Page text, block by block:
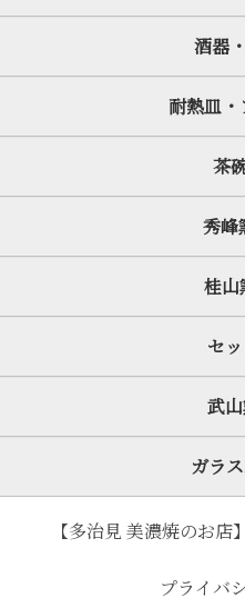
酒器
耐熱皿・
茶
秀峰
桂山
セ
武
ガラ
【多治見 美濃焼のお
プライバ